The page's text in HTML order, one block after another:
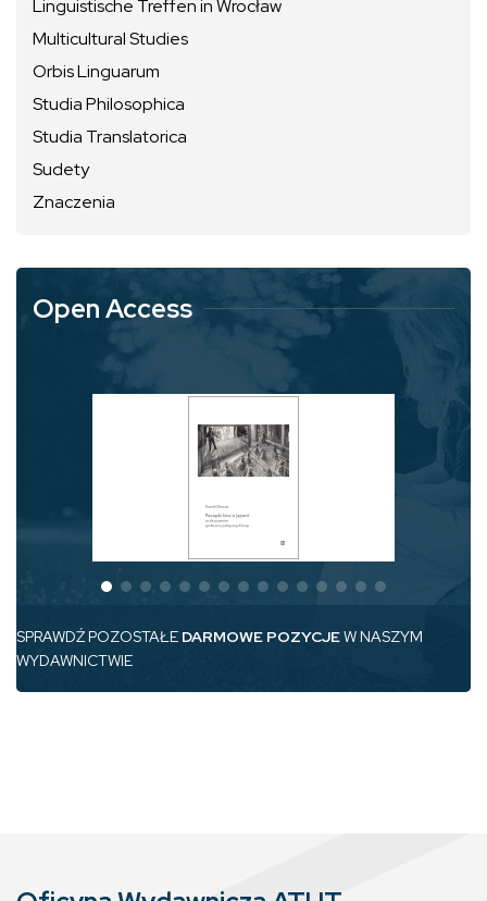
Linguistische Treffen in Wrocław
Multicultural Studies
Orbis Linguarum
Studia Philosophica
Studia Translatorica
Sudety
Znaczenia
Open Access
SPRAWDŹ POZOSTAŁE DARMOWE POZYCJEW NASZYM
WYDAWNICTWIE